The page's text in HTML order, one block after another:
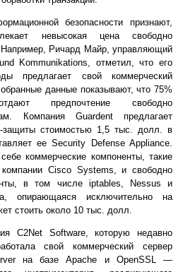
безопасности признают,
невысокая цена свободно
Например, Ричард Майр, управляющий
Kommunikations, отметил, что его
предлагает свой коммерческий
данные показывают, что 75%
предпочтение свободно
Компания Guardent предлагает
защиты стоимостью 1,5 тыс. долл. в
ее Security Defense Appliance.
коммерческие компоненты, такие
Cisco Systems, и свободно
в том числе iptables, Nessus и
опирающаяся исключительно на
стоить около 10 тыс. долл.
C2Net Software, которую недавно
свой коммерческий сервер
на базе Apache и OpenSSL —